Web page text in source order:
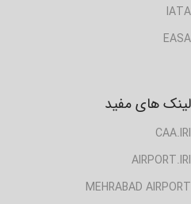
IATA
EASA
لینک های مفید
CAA.IRI
AIRPORT.IRI
MEHRABAD AIRPORT